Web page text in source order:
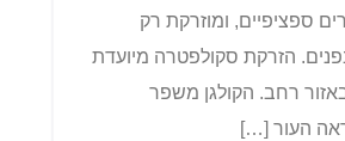
ספציפיים, ומוזרקת רק
הזרקת סקולפטרה מיועדת
באזור רחב. הקולגן משפר
העור […]